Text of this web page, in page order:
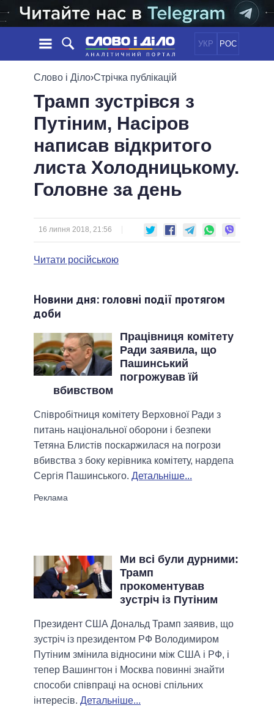
УКР РОС
НОВИНИ
СТРІЧКА
ПОДІЇ
СТАТТІ
ОГЛЯДИ
ДАЙДЖЕСТИ
ПОЛІТИКА
ЕКОНОМІКА
СУСПІЛЬСТВО
СВІТ
ОБIЦЯНКИ
ПОЛIТИКИ
УСІ ПОЛІТИКИ
ПРЕЗИДЕНТ І ОФІС
ВЕРХОВНА РАДА
ГОЛОВИ ОБЛАДМІНІСТРАЦІЙ
ВСІ ПЕРСОНИ
ІНФОГРАФІКА
ВІДЕО
ПОРІВНЯННЯ ПОЛІТИКІВ
Слово і Діло›Стрічка публікацій
Трамп зустрівся з
Путіним, Насіров
написав відкритого
листа Холодницькому.
Головне за день
16 липня 2018, 21:56
Читати російською
Новини дня: головні події протягом
доби
Працівниця комітету
Ради заявила, що
Пашинський
погрожував їй
вбивством
Співробітниця комітету Верховної Ради з
питань національної оборони і безпеки
Тетяна Блистів поскаржилася на погрози
вбивства з боку керівника комітету, нардепа
Сергія Пашинського. Детальніше...
Ми всі були дурними:
Трамп
прокоментував
зустріч із Путіним
Президент США Дональд Трамп заявив, що
зустріч із президентом РФ Володимиром
Путіним змінила відносини між США і РФ, і
тепер Вашингтон і Москва повинні знайти
способи співпраці на основі спільних
інтересів. Детальніше...